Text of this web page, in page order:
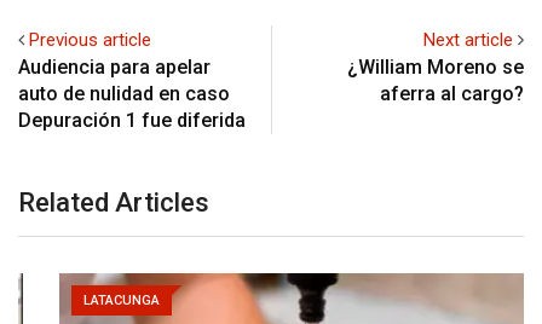
Previous article
Audiencia para apelar
auto de nulidad en caso
Depuración 1 fue diferida
Next article
¿William Moreno se
aferra al cargo?
Related Articles
LATACUNGA